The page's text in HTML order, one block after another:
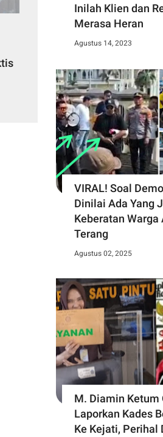
Inilah Klien dan
Merasa Heran
Agustus 14, 2023
VIRAL! Soal
Dinilai Ada Yang
Keberatan Warga
Terang
Agustus 02, 2025
M. Diamin Ketum
Laporkan Kades
Ke Kejati, Perihal